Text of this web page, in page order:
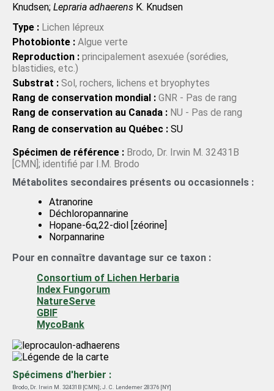
Knudsen; Lepraria adhaerens K. Knudsen
Type : Lichen lépreux
Photobionte : Algue verte
Reproduction : principalement asexuée (sorédies,
blastidies, etc.)
Substrat : Sol, rochers, lichens et bryophytes
Rang de conservation mondial : GNR - Pas de rang
Rang de conservation au Canada : NU - Pas de rang
Rang de conservation au Québec : SU
Spécimen de référence : Brodo, Dr. Irwin M. 32431B
[CMN]; identifié par I.M. Brodo
Métabolites secondaires présents ou occasionnels :
Atranorine
Déchloropannarine
Hopane-6α,22-diol [zéorine]
Norpannarine
Pour en connaître davantage sur ce taxon :
Consortium of Lichen Herbaria
Index Fungorum
NatureServe
GBIF
MycoBank
Spécimens d'herbier :
Brodo, Dr. Irwin M. 32431B [CMN];J. C. Lendemer 28376 [NY]